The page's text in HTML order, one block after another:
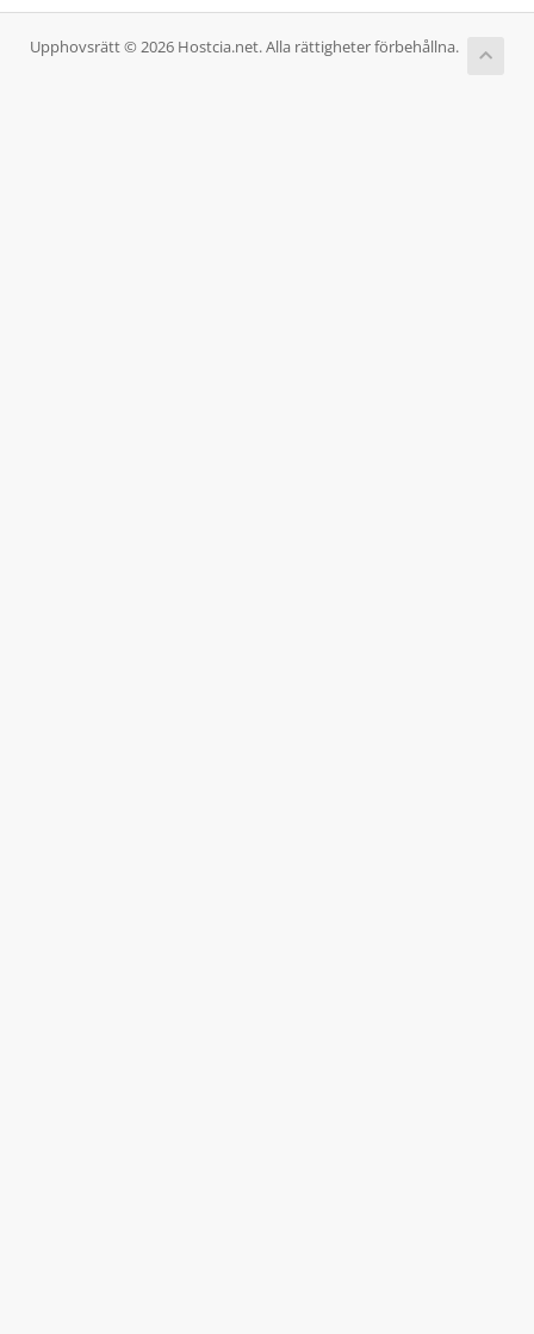
Upphovsrätt © 2026 Hostcia.net. Alla rättigheter förbehållna.